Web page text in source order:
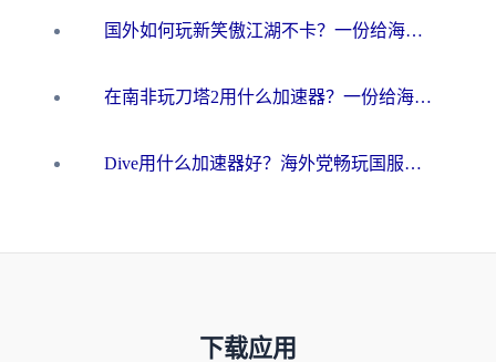
国外如何玩新笑傲江湖不卡？一份给海外游子的终极网络指南
在南非玩刀塔2用什么加速器？一份给海外游子的终极生存指南
Dive用什么加速器好？海外党畅玩国服游戏的终极避坑指南
下载应用